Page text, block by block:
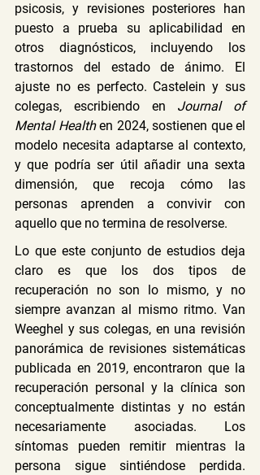
psicosis, y revisiones posteriores han
puesto a prueba su aplicabilidad en
otros diagnósticos, incluyendo los
trastornos del estado de ánimo. El
ajuste no es perfecto. Castelein y sus
colegas, escribiendo en Journal of
Mental Health en 2024, sostienen que el
modelo necesita adaptarse al contexto,
y que podría ser útil añadir una sexta
dimensión, que recoja cómo las
personas aprenden a convivir con
aquello que no termina de resolverse.
Lo que este conjunto de estudios deja
claro es que los dos tipos de
recuperación no son lo mismo, y no
siempre avanzan al mismo ritmo. Van
Weeghel y sus colegas, en una revisión
panorámica de revisiones sistemáticas
publicada en 2019, encontraron que la
recuperación personal y la clínica son
conceptualmente distintas y no están
necesariamente asociadas. Los
síntomas pueden remitir mientras la
persona sigue sintiéndose perdida.